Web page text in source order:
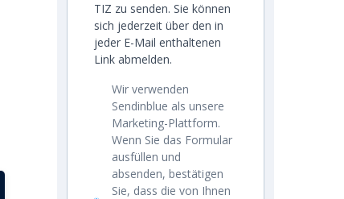
TIZ zu senden. Sie können
sich jederzeit über den in
jeder E-Mail enthaltenen
Link abmelden.
Wir verwenden
Sendinblue als unsere
Marketing-Plattform.
Wenn Sie das Formular
ausfüllen und
absenden, bestätigen
Sie, dass die von Ihnen